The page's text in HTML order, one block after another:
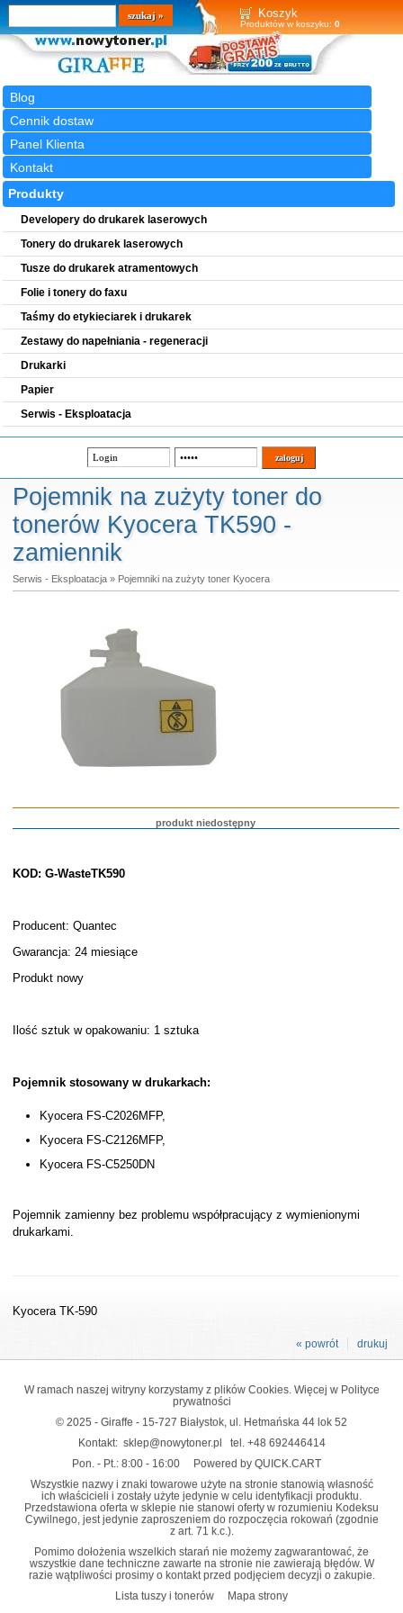
Koszyk
Produktów w koszyku: 0
Blog
Cennik dostaw
Panel Klienta
Kontakt
Wyszukiwarka
szukaj
Produkty
Developery do drukarek laserowych
Tonery do drukarek laserowych
Tusze do drukarek atramentowych
Folie i tonery do faxu
Taśmy do etykieciarek i drukarek
Zestawy do napełniania - regeneracji
Drukarki
Papier
Serwis - Eksploatacja
Pojemnik na zużyty toner do
tonerów Kyocera TK590 -
zamiennik
Serwis - Eksploatacja» Pojemniki na zużyty toner Kyocera
produkt niedostępny
KOD: G-WasteTK590
Producent: Quantec
Gwarancja: 24 miesiące
Produkt nowy
Ilość sztuk w opakowaniu: 1 sztuka
Pojemnik stosowany w drukarkach:
Kyocera FS-C2026MFP,
Kyocera FS-C2126MFP,
Kyocera FS-C5250DN
Pojemnik zamienny bez problemu współpracujący z wymienionymi
drukarkami.
Kyocera TK-590
drukuj
« powrót
W ramach naszej witryny korzystamy z plików Cookies. Więcej w Polityce
prywatności
© 2025 - Giraffe - 15-727 Białystok, ul. Hetmańska 44 lok 52
Kontakt: sklep@nowytoner.pl tel. +48 692446414
Pon. - Pt.: 8:00 - 16:00
Powered by QUICK.CART
Wszystkie nazwy i znaki towarowe użyte na stronie stanowią własność
ich właścicieli i zostały użyte jedynie w celu identyfikacji produktu.
Przedstawiona oferta w sklepie nie stanowi oferty w rozumieniu Kodeksu
Cywilnego, jest jedynie zaproszeniem do rozpoczęcia rokowań (zgodnie
z art. 71 k.c.).
Pomimo dołożenia wszelkich starań nie możemy zagwarantować, że
wszystkie dane techniczne zawarte na stronie nie zawierają błędów. W
razie wątpliwości prosimy o kontakt przed podjęciem decyzji o zakupie.
Lista tuszy i tonerów
Mapa strony